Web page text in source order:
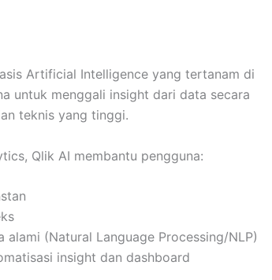
Artificial Intelligence yang tertanam di
untuk menggali insight dari data secara
teknis yang tinggi.
Qlik AI membantu pengguna:
(Natural Language Processing/NLP)
insight dan dashboard